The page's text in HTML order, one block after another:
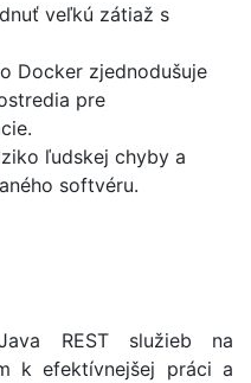
veľkú zátiaž s
Docker zjednodušuje
pre
ľudskej chyby a
softvéru.
REST služieb na
k efektívnejšej práci a